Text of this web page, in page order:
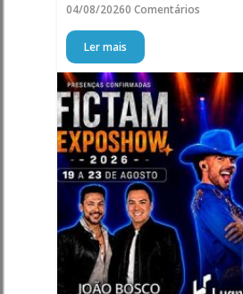
04/08/20260 Comentários
Ler mais